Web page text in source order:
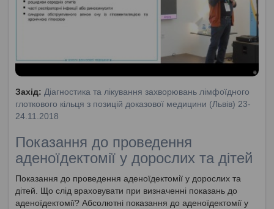
Захід: Діагностика та лікування захворювань лімфоїдного
глоткового кільця з позицій доказової медицини (Львів) 23-
24.11.2018
Показання до проведення
аденоїдектомії у дорослих та дітей
Показання до проведення аденоїдектомії у дорослих та
дітей. Що слід враховувати при визначенні показань до
аденоїдектомії? Абсолютні показання до аденоїдектомії у